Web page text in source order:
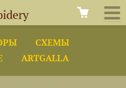
СХЕМЫ
ARTGALLA